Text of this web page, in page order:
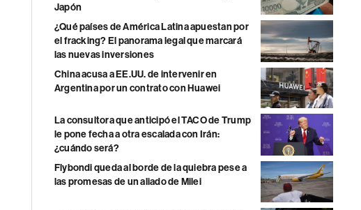
Japón
¿Qué países de América Latina apuestan por
el fracking? El panorama legal que marcará
las nuevas inversiones
China acusa a EE.UU. de intervenir en
Argentina por un contrato con Huawei
La consultora que anticipó el TACO de Trump
le pone fecha a otra escalada con Irán:
¿cuándo será?
Flybondi queda al borde de la quiebra pese a
las promesas de un aliado de Milei